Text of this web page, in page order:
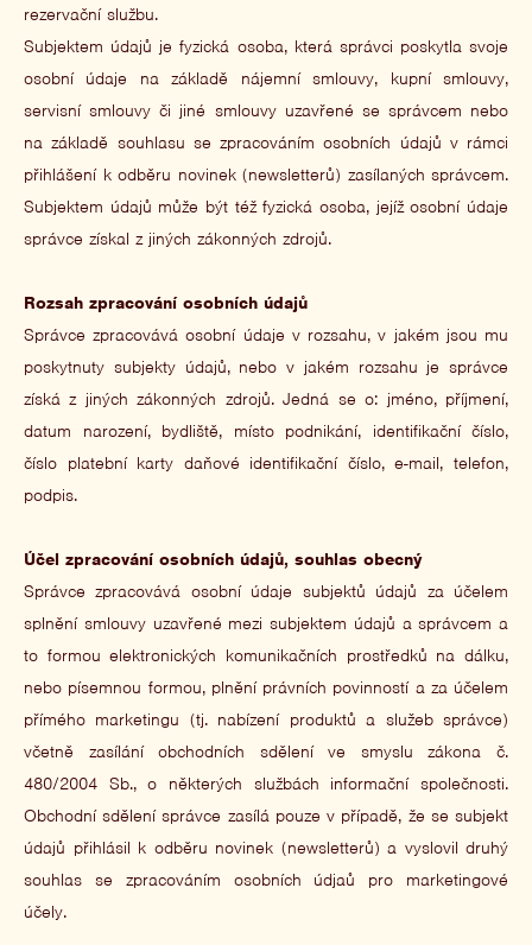
rezervační službu.
Subjektem údajů je fyzická osoba, která správci poskytla svoje
osobní údaje na základě nájemní smlouvy, kupní smlouvy,
servisní smlouvy či jiné smlouvy uzavřené se správcem nebo
na základě souhlasu se zpracováním osobních údajů v rámci
přihlášení k odběru novinek (newsletterů) zasílaných správcem.
Subjektem údajů může být též fyzická osoba, jejíž osobní údaje
správce získal z jiných zákonných zdrojů.
Rozsah zpracování osobních údajů
Správce zpracovává osobní údaje v rozsahu, v jakém jsou mu
poskytnuty subjekty údajů, nebo v jakém rozsahu je správce
získá z jiných zákonných zdrojů. Jedná se o: jméno, příjmení,
datum narození, bydliště, místo podnikání, identifikační číslo,
číslo platební karty daňové identifikační číslo, e-mail, telefon,
podpis.
Účel zpracování osobních údajů, souhlas obecný
Správce zpracovává osobní údaje subjektů údajů za účelem
splnění smlouvy uzavřené mezi subjektem údajů a správcem a
to formou elektronických komunikačních prostředků na dálku,
nebo písemnou formou, plnění právních povinností a za účelem
přímého marketingu (tj. nabízení produktů a služeb správce)
včetně zasílání obchodních sdělení ve smyslu zákona č.
480/2004 Sb., o některých službách informační společnosti.
Obchodní sdělení správce zasílá pouze v případě, že se subjekt
údajů přihlásil k odběru novinek (newsletterů) a vyslovil druhý
souhlas se zpracováním osobních údjaů pro marketingové
účely.